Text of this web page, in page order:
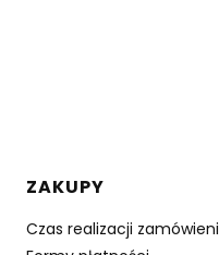
Linki w stopce
ZAKUPY
Czas realizacji